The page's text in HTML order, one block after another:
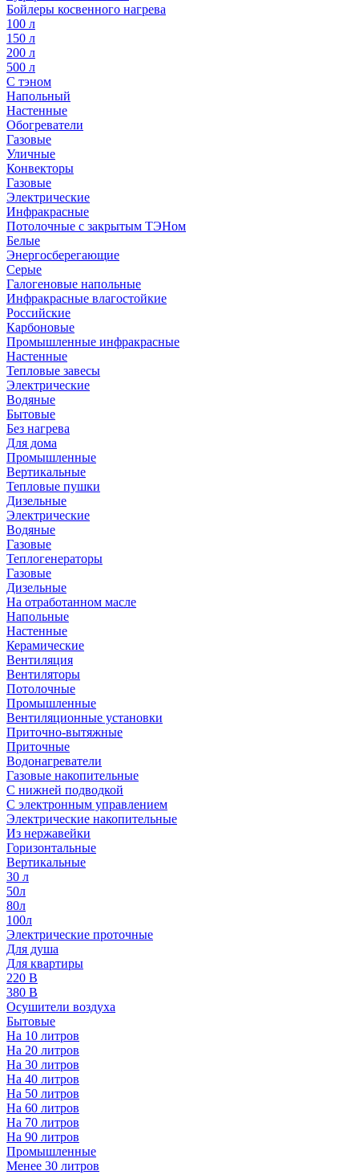
Бойлеры косвенного нагрева
100 л
150 л
200 л
500 л
С тэном
Напольный
Настенные
Обогреватели
Газовые
Уличные
Конвекторы
Газовые
Электрические
Инфракрасные
Потолочные с закрытым ТЭНом
Белые
Энергосберегающие
Серые
Галогеновые напольные
Инфракрасные влагостойкие
Российские
Карбоновые
Промышленные инфракрасные
Настенные
Тепловые завесы
Электрические
Водяные
Бытовые
Без нагрева
Для дома
Промышленные
Вертикальные
Тепловые пушки
Дизельные
Электрические
Водяные
Газовые
Теплогенераторы
Газовые
Дизельные
На отработанном масле
Напольные
Настенные
Керамические
Вентиляция
Вентиляторы
Потолочные
Промышленные
Вентиляционные установки
Приточно-вытяжные
Приточные
Водонагреватели
Газовые накопительные
С нижней подводкой
С электронным управлением
Электрические накопительные
Из нержавейки
Горизонтальные
Вертикальные
30 л
50л
80л
100л
Электрические проточные
Для душа
Для квартиры
220 В
380 В
Осушители воздуха
Бытовые
На 10 литров
На 20 литров
На 30 литров
На 40 литров
На 50 литров
На 60 литров
На 70 литров
На 90 литров
Промышленные
Менее 30 литров